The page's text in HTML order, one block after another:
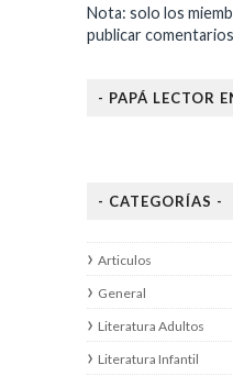
Nota: solo los
publicar
- PAPÁ LECTOR
- CATEGORÍAS -
Articulos
General
Literatura Adultos
Literatura Infantil